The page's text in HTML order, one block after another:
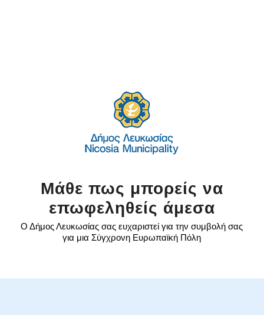
Μάθε πως μπορείς να
επωφεληθείς άμεσα
Ο Δήμος Λευκωσίας σας ευχαριστεί για την συμβολή σας
για μια Σύγχρονη Ευρωπαϊκή Πόλη